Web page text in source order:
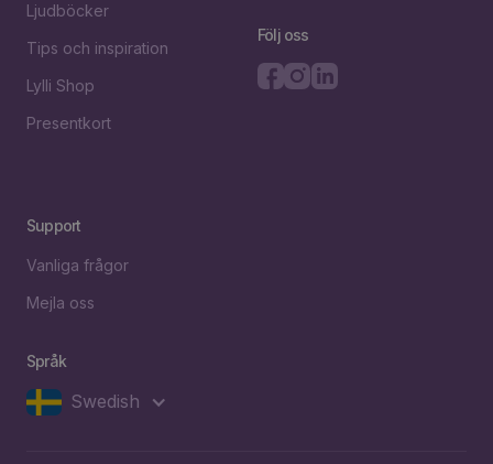
Ljudböcker
Tips och inspiration
Lylli Shop
Presentkort
Följ oss
Support
Vanliga frågor
Mejla oss
Språk
Swedish